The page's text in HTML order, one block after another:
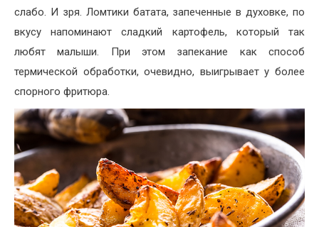
слабо. И зря. Ломтики батата, запеченные в духовке, по
вкусу напоминают сладкий картофель, который так
любят малыши. При этом запекание как способ
термической обработки, очевидно, выигрывает у более
спорного фритюра.